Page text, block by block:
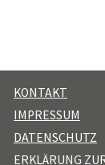
KONTAKT
IMPRESSUM
DATENSCHUTZ
ERKLÄRUNG